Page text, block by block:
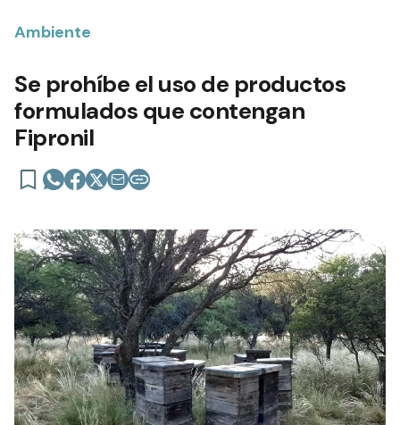
Ambiente
Se prohíbe el uso de productos
formulados que contengan
Fipronil